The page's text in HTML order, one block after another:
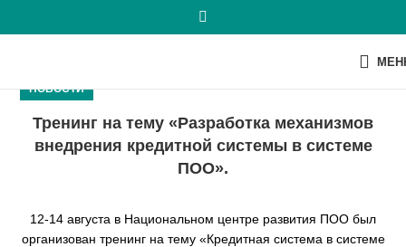
НОВОСТИ
Тренинг на тему «Разработка механизмов
внедрения кредитной системы в системе
ПОО».
12-14 августа в Национальном центре развития ПОО был
организован тренинг на тему «Кредитная система в системе